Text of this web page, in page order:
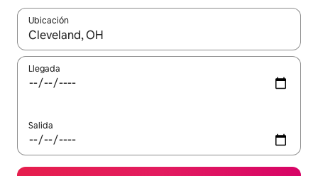
Ubicación
Cuando los resultados estén disponibles, podrás navegar
Llegada
Salida